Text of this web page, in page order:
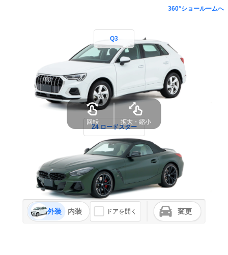
360°ショールームへ
Q3
Z4 ロードスター
外装 内装 ドアを開く 変更
回転 拡大・縮小